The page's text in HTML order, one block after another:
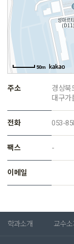
50m
주소
경상북
대구가
전화 053-
팩스 -
이메일
학과소개 교수소